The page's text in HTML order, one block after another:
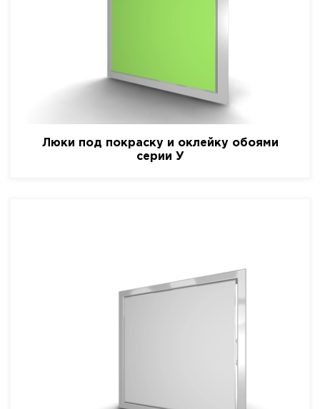
Люки под покраску и оклейку обоями
серии У